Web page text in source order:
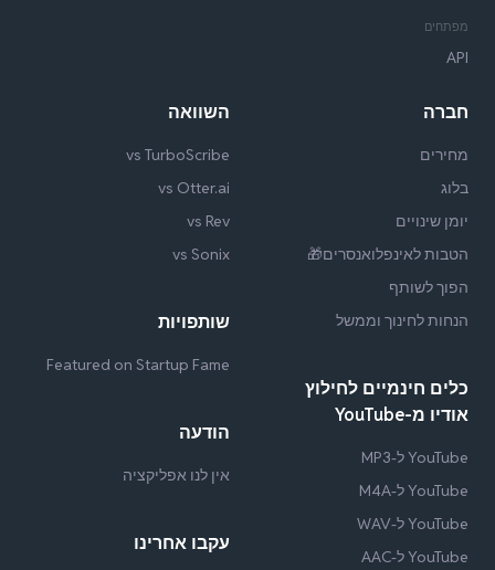
מפתחים
API
חברה
מחירים
בלוג
יומן שינויים
הטבות לאינפלואנסרים🎁
הפוך לשותף
הנחות לחינוך וממשל
כלים חינמיים לחילוץ
אודיו מ-YouTube
YouTube ל-MP3
YouTube ל-M4A
YouTube ל-WAV
YouTube ל-AAC
השוואה
vs TurboScribe
vs Otter.ai
vs Rev
vs Sonix
שותפויות
Featured on Startup Fame
הודעה
אין לנו אפליקציה
עקבו אחרינו